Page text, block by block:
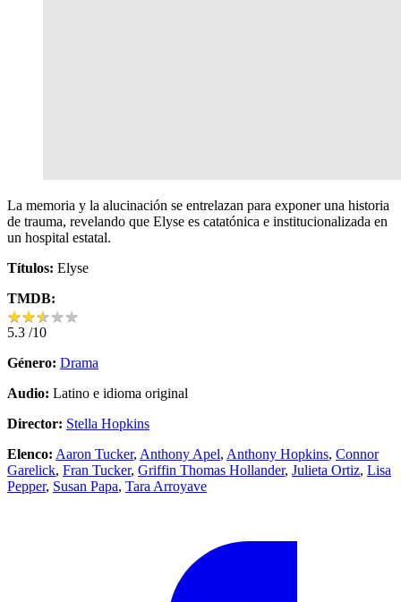
La memoria y la alucinación se entrelazan para exponer una historia
de trauma, revelando que Elyse es catatónica e institucionalizada en
un hospital estatal.
Títulos: Elyse
TMDB:
★★★★★
★★★★★
5.3 /10
Género: Drama
Audio: Latino e idioma original
Director: Stella Hopkins
Elenco: Aaron Tucker, Anthony Apel, Anthony Hopkins, Connor
Garelick, Fran Tucker, Griffin Thomas Hollander, Julieta Ortiz, Lisa
Pepper, Susan Papa, Tara Arroyave